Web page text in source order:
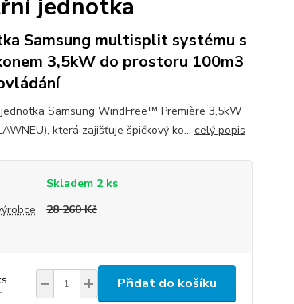
jednotka
Samsung multisplit systému s
3,5kW do prostoru 100m3
Samsung WindFree™ Première 3,5kW
která zajišťuje špičkový ko... celý popis
Skladem 2 ks
28 260 Kč
Přidat do košíku